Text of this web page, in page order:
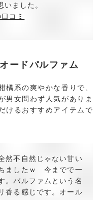
ました。
コミ
ードパルファム
橘系の爽やかな香りで、
男女問わず人気がありま
けるおすすめアイテムで
然不自然じゃない甘い
ましたｗ 今までで一
。パルファムという名
香る感じです。オール